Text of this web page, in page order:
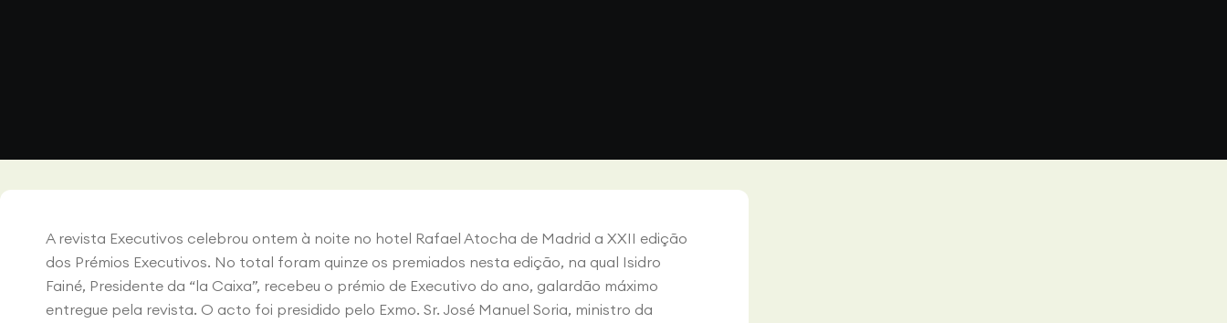
A revista Executivos celebrou ontem à noite no hotel Rafael Atocha de Madrid a XXII edição
dos Prémios Executivos. No total foram quinze os premiados nesta edição, na qual Isidro
Fainé, Presidente da “la Caixa”, recebeu o prémio de Executivo do ano, galardão máximo
entregue pela revista. O acto foi presidido pelo Exmo. Sr. José Manuel Soria, ministro da